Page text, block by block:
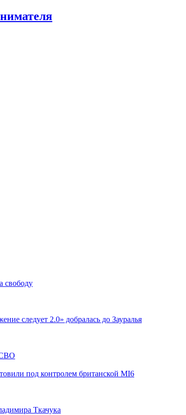
свободу
следует 2.0» добралась до Зауралья
СВО
под контролем британской MI6
Ткачука